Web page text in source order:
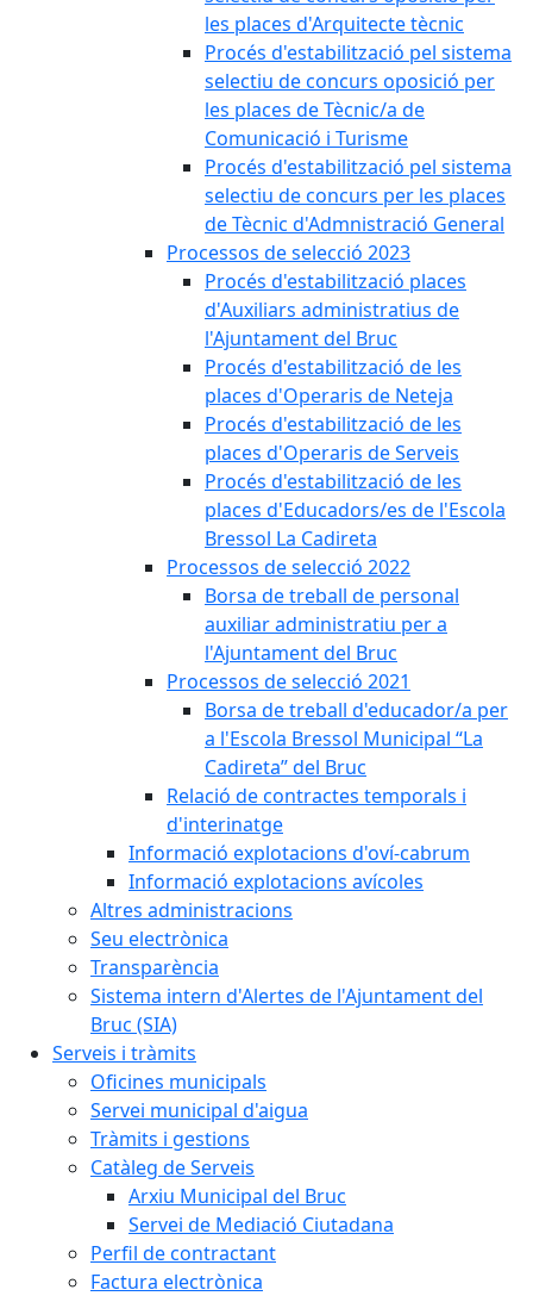
les places d'Arquitecte tècnic
Procés d'estabilització pel sistema
selectiu de concurs oposició per
les places de Tècnic/a de
Comunicació i Turisme
Procés d'estabilització pel sistema
selectiu de concurs per les places
de Tècnic d'Admnistració General
Processos de selecció 2023
Procés d'estabilització places
d'Auxiliars administratius de
l'Ajuntament del Bruc
Procés d'estabilització de les
places d'Operaris de Neteja
Procés d'estabilització de les
places d'Operaris de Serveis
Procés d'estabilització de les
places d'Educadors/es de l'Escola
Bressol La Cadireta
Processos de selecció 2022
Borsa de treball de personal
auxiliar administratiu per a
l'Ajuntament del Bruc
Processos de selecció 2021
Borsa de treball d'educador/a per
a l'Escola Bressol Municipal “La
Cadireta” del Bruc
Relació de contractes temporals i
d'interinatge
Informació explotacions d'oví-cabrum
Informació explotacions avícoles
Altres administracions
Seu electrònica
Transparència
Sistema intern d'Alertes de l'Ajuntament del
Bruc (SIA)
Serveis i tràmits
Oficines municipals
Servei municipal d'aigua
Tràmits i gestions
Catàleg de Serveis
Arxiu Municipal del Bruc
Servei de Mediació Ciutadana
Perfil de contractant
Factura electrònica